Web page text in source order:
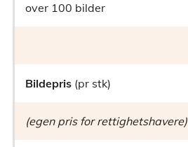
over 100 bilder
Bildepris (pr stk)
(egen pris for rettighetshavere)